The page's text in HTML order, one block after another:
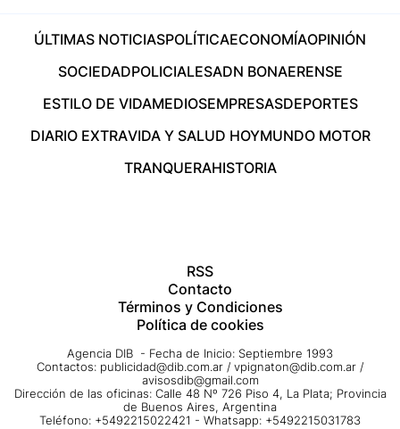
ÚLTIMAS NOTICIASPOLÍTICAECONOMÍAOPINIÓN
SOCIEDADPOLICIALESADN BONAERENSE
ESTILO DE VIDAMEDIOSEMPRESASDEPORTES
DIARIO EXTRAVIDA Y SALUD HOYMUNDO MOTOR
TRANQUERAHISTORIA
RSS
Contacto
Términos y Condiciones
Política de cookies
Agencia DIB - Fecha de Inicio: Septiembre 1993
Contactos: publicidad@dib.com.ar / vpignaton@dib.com.ar /
avisosdib@gmail.com
Dirección de las oficinas: Calle 48 Nº 726 Piso 4, La Plata; Provincia
de Buenos Aires, Argentina
Teléfono: +5492215022421 - Whatsapp: +5492215031783